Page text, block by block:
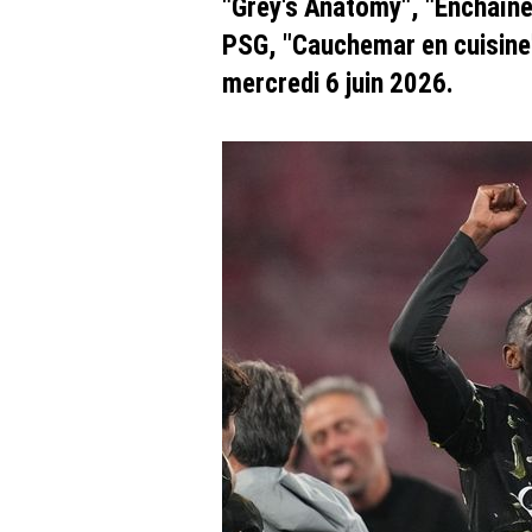
"Grey's Anatomy",
PSG, "Cauchemar en
mercredi 6 juin 2026.